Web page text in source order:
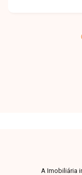
garagem. Sol
A Imobiliária